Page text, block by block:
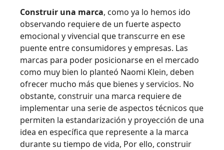
Construir una marca, como ya lo hemos ido
observando requiere de un fuerte aspecto
emocional y vivencial que transcurre en ese
puente entre consumidores y empresas. Las
marcas para poder posicionarse en el mercado
como muy bien lo planteó Naomi Klein, deben
ofrecer mucho más que bienes y servicios. No
obstante, construir una marca requiere de
implementar una serie de aspectos técnicos que
permiten la estandarización y proyección de una
idea en específica que represente a la marca
durante su tiempo de vida, Por ello, construir